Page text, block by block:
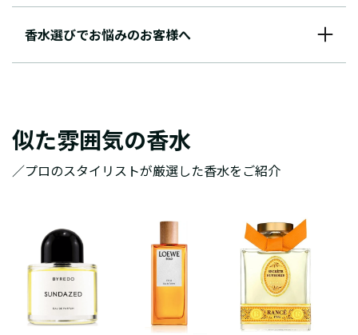
香水選びでお悩みのお客様へ
似た雰囲気の香水
／プロのスタイリストが厳選した香水をご紹介